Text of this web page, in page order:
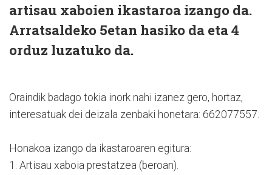
artisau xaboien ikastaroa izango da.
Arratsaldeko 5etan hasiko da eta 4
orduz luzatuko da.
Oraindik badago tokia inork nahi izanez gero, hortaz,
interesatuak dei deizala zenbaki honetara: 662077557.
Honakoa izango da ikastaroaren egitura:
1. Artisau xaboia prestatzea (beroan).